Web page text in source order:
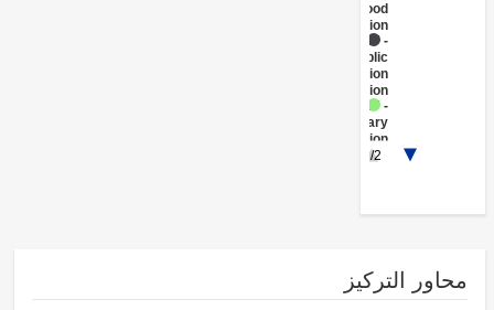
Childhood
Education
Administration
- Education
Education
FY17 -
التركيز